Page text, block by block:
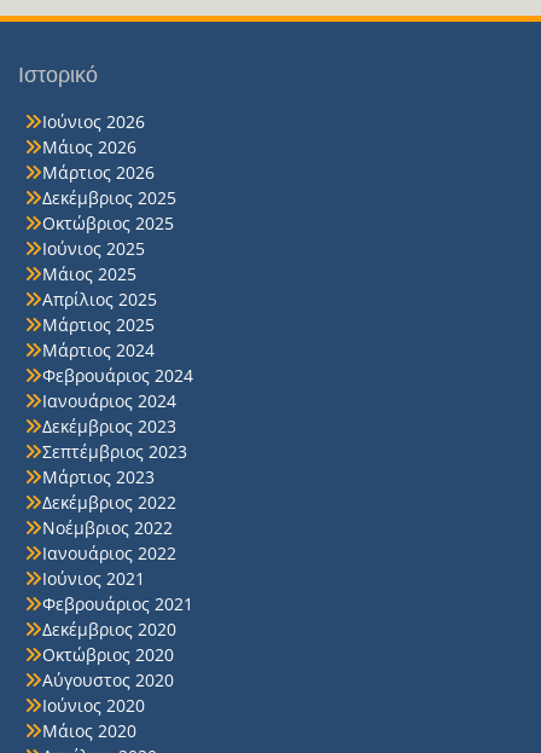
Ιστορικό
Ιούνιος 2026
Μάιος 2026
Μάρτιος 2026
Δεκέμβριος 2025
Οκτώβριος 2025
Ιούνιος 2025
Μάιος 2025
Απρίλιος 2025
Μάρτιος 2025
Μάρτιος 2024
Φεβρουάριος 2024
Ιανουάριος 2024
Δεκέμβριος 2023
Σεπτέμβριος 2023
Μάρτιος 2023
Δεκέμβριος 2022
Νοέμβριος 2022
Ιανουάριος 2022
Ιούνιος 2021
Φεβρουάριος 2021
Δεκέμβριος 2020
Οκτώβριος 2020
Αύγουστος 2020
Ιούνιος 2020
Μάιος 2020